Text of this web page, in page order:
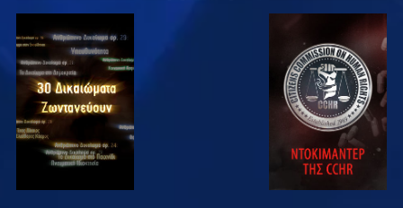
ΠΑΡΑΚΟΛΟΥΘΗΣΤΕ ΠΑΡΑΚΟΛΟΥΘΗΣΤΕ